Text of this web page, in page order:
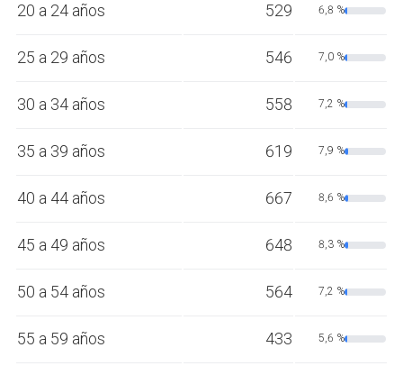
20 a 24 años 529 6,8 %
25 a 29 años 546 7,0 %
30 a 34 años 558 7,2 %
35 a 39 años 619 7,9 %
40 a 44 años 667 8,6 %
45 a 49 años 648 8,3 %
50 a 54 años 564 7,2 %
55 a 59 años 433 5,6 %